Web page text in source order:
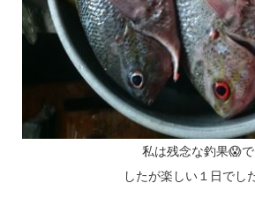
私は残念な釣果😱で
したが楽しい１日でし